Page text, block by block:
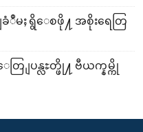
ႈ ရွိေစဖို႔ အစိုးရေတြ
ျပန္လႊတ္ဖို႔ ဗီယက္နမ္ကို